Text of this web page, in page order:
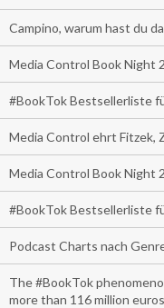
Campino, warum hast du
Media Control Book Night
#BookTok Bestsellerliste
Media Control ehrt Fitzek,
Media Control Book Night
#BookTok Bestsellerliste
Podcast Charts nach
The #BookTok
more than 116 million